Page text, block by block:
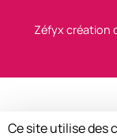
Zéfyx création
Ce site utilise des